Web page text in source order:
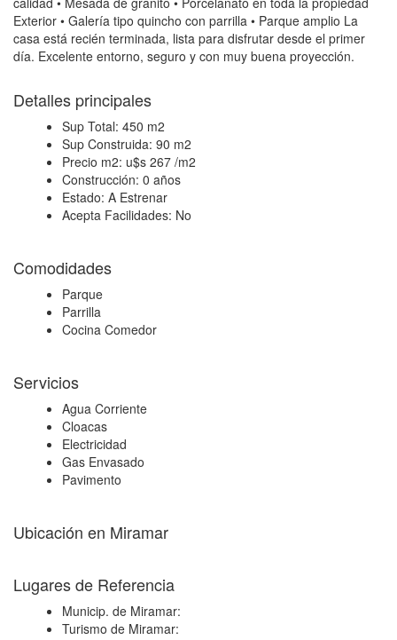
Exterior • Galería tipo quincho con parrilla • Parque amplio La
casa está recién terminada, lista para disfrutar desde el primer
día. Excelente entorno, seguro y con muy buena proyección.
Detalles principales
Sup Total: 450 m2
Sup Construida: 90 m2
Precio m2: u$s 267 /m2
Construcción: 0 años
Estado: A Estrenar
Acepta Facilidades: No
Comodidades
Parque
Parrilla
Cocina Comedor
Servicios
Agua Corriente
Cloacas
Electricidad
Gas Envasado
Pavimento
Ubicación en Miramar
−
Lugares de Referencia
Municip. de Miramar:
Turismo de Miramar: